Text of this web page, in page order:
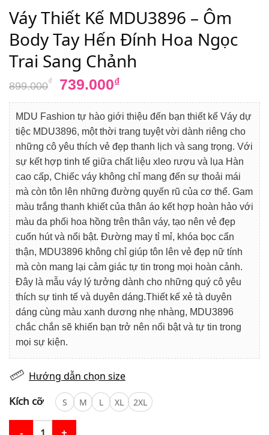
Váy Thiết Kế MDU3896 – Ôm
Body Tay Hến Đính Hoa Ngọc
Trai Sang Chảnh
899.000₫
Giá
là:
899.000₫.
739.000₫
tại
là:
739.000₫.
MDU Fashion tự hào giới thiệu đến bạn thiết kế Váy dự
tiệc MDU3896, một thời trang tuyệt vời dành riêng cho
những cô yêu thích vẻ đẹp thanh lịch và sang trọng. Với
sự kết hợp tinh tế giữa chất liệu xleo rượu và lụa Hàn
cao cấp, Chiếc váy không chỉ mang đến sự thoải mái
mà còn tôn lên những đường quyến rũ của cơ thể. Gam
màu trắng thanh khiết của thân áo kết hợp hoàn hảo với
màu da phối hoa hồng trên thân váy, tạo nên vẻ đẹp
cuốn hút và nổi bật. Đường may tỉ mỉ, khóa bọc cẩn
thận, MDU3896 không chỉ giúp tôn lên vẻ đẹp nữ tính
mà còn mang lại cảm giác tự tin trong mọi hoàn cảnh.
Đây là mẫu váy lý tưởng dành cho những quý cô yêu
thích sự tinh tế và duyên dáng.Thiết kế xẻ tà duyên
dáng cùng màu xanh dương nhẹ nhàng, MDU3896
chắc chắn sẽ khiến bạn trở nên nổi bật và tự tin trong
mọi sự kiện.
Hướng dẫn chọn size
Kích cỡ S M L XL 2XL
Váy Thiết Kế MDU3896 – Ôm Body Tay Hến Đính Hoa Ngọc